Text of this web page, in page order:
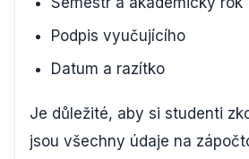
Podpis vyučujícího
Datum a razítko
Je důležité, aby si studenti
jsou všechny údaje na